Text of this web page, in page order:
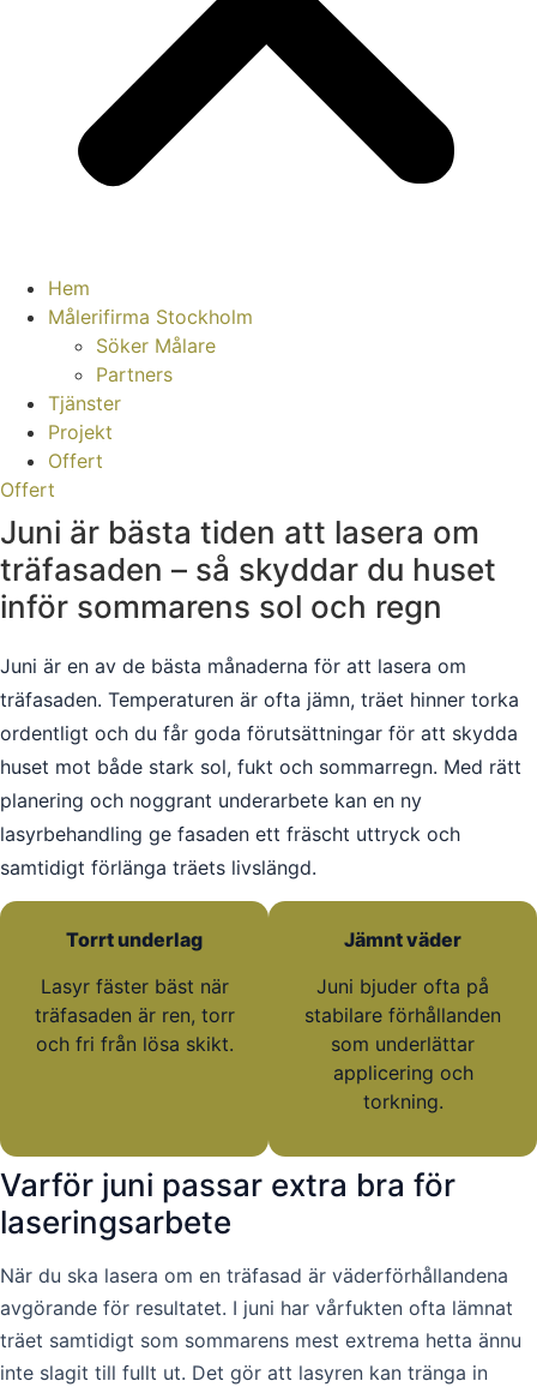
Hem
Målerifirma Stockholm
Söker Målare
Partners
Tjänster
Projekt
Offert
Offert
Juni är bästa tiden att lasera om
träfasaden – så skyddar du huset
inför sommarens sol och regn
Juni är en av de bästa månaderna för att lasera om
träfasaden. Temperaturen är ofta jämn, träet hinner torka
ordentligt och du får goda förutsättningar för att skydda
huset mot både stark sol, fukt och sommarregn. Med rätt
planering och noggrant underarbete kan en ny
lasyrbehandling ge fasaden ett fräscht uttryck och
samtidigt förlänga träets livslängd.
Torrt underlag
Lasyr fäster bäst när
träfasaden är ren, torr
och fri från lösa skikt.
Jämnt väder
Juni bjuder ofta på
stabilare förhållanden
som underlättar
applicering och
torkning.
Varför juni passar extra bra för
laseringsarbete
När du ska lasera om en träfasad är väderförhållandena
avgörande för resultatet. I juni har vårfukten ofta lämnat
träet samtidigt som sommarens mest extrema hetta ännu
inte slagit till fullt ut. Det gör att lasyren kan tränga in